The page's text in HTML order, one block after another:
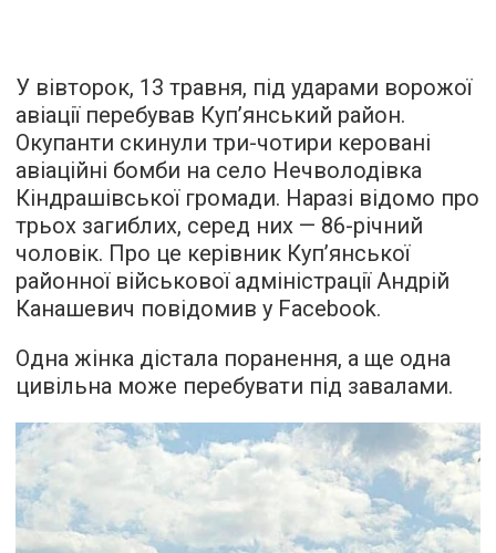
У вівторок, 13 травня, під ударами ворожої
авіації перебував Купʼянський район.
Окупанти скинули три-чотири керовані
авіаційні бомби на село Нечволодівка
Кіндрашівської громади. Наразі відомо про
трьох загиблих, серед них — 86-річний
чоловік. Про це керівник Куп’янської
районної військової адміністрації Андрій
Канашевич повідомив у Facebook.
Одна жінка дістала поранення, а ще одна
цивільна може перебувати під завалами.